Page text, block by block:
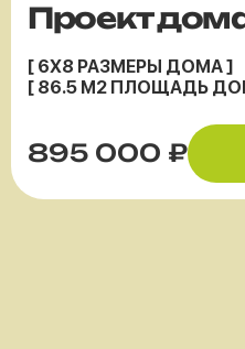
Проект
[ 6X8 РАЗМЕРЫ ДОМА ]
[ 86.5 М2 ПЛОЩАДЬ
895 000 ₽